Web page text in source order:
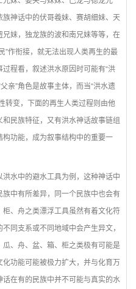
神话中的伏哥羲妹、赛胡细妹、天
妹，独龙族的波和南兄妹等等，在
”作衔接，就无法出现人类再生的最
程看，叙述洪水原因时可能有“洪
亲”角色是故事主体，而当“洪水遗
转变，下面的再生人类过程则由他
民族特征，又有洪水神话故事链组
功能，成为叙事结构中的重要一
水中的避水工具为例，这种神话中
中有所差异，同一个民族中也会有
、舟之类漂浮工具虽然有着文化符
同支系或不同地域中会产生异文，
、舟、盆、箱、柜之类极有可能是
功能可能被极力扩大，并与化育万
在有的民族中并不可能与真实的水